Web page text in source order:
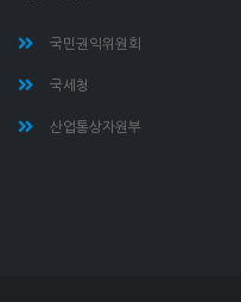
국민권익위원회
국세청
산업통상자원부